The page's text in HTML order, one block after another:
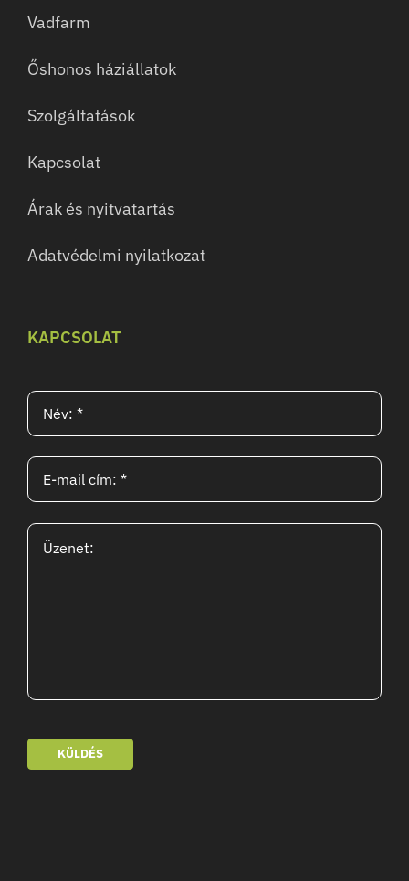
Vadfarm
Őshonos háziállatok
Szolgáltatások
Kapcsolat
Árak és nyitvatartás
Adatvédelmi nyilatkozat
KAPCSOLAT
KÜLDÉS